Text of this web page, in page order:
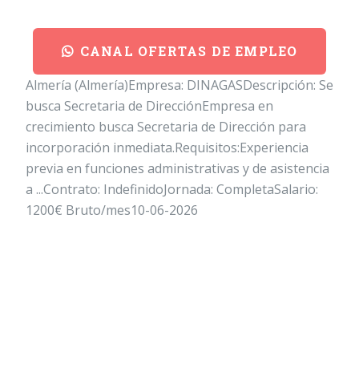
CANAL OFERTAS DE EMPLEO
Almería (Almería)Empresa: DINAGASDescripción: Se
busca Secretaria de DirecciónEmpresa en
crecimiento busca Secretaria de Dirección para
incorporación inmediata.Requisitos:Experiencia
previa en funciones administrativas y de asistencia
a ...Contrato: IndefinidoJornada: CompletaSalario:
1200€ Bruto/mes10-06-2026